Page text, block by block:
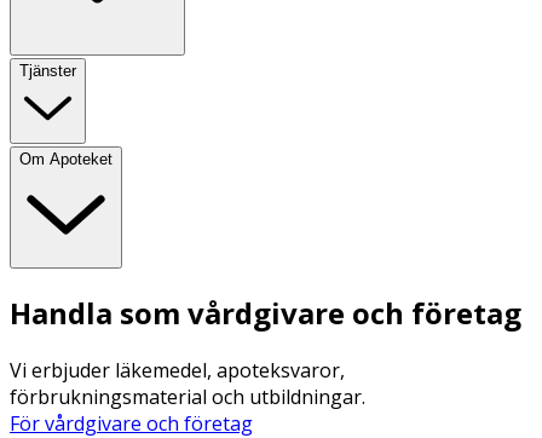
Tjänster
Om Apoteket
Handla som vårdgivare och företag
Vi erbjuder läkemedel, apoteksvaror,
förbrukningsmaterial och utbildningar.
För vårdgivare och företag